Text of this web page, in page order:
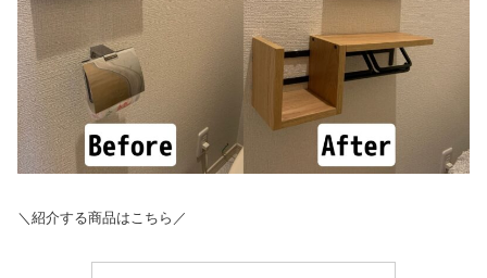
＼紹介する商品はこちら／